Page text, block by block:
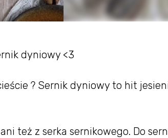
dyniowy <3
? Sernik dyniowy to hit
też z serka sernikowego. Do